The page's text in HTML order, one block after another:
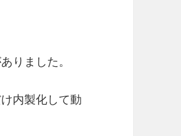
りました。
内製化して動